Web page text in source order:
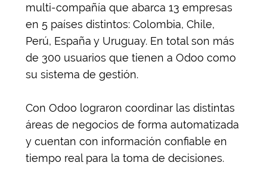
multi-compañía que abarca 13 empresas
en 5 países distintos: Colombia, Chile,
Perú, España y Uruguay. En total son más
de 300 usuarios que tienen a Odoo como
su sistema de gestión.
Con Odoo lograron coordinar las distintas
áreas de negocios de forma automatizada
y cuentan con información confiable en
tiempo real para la toma de decisiones.